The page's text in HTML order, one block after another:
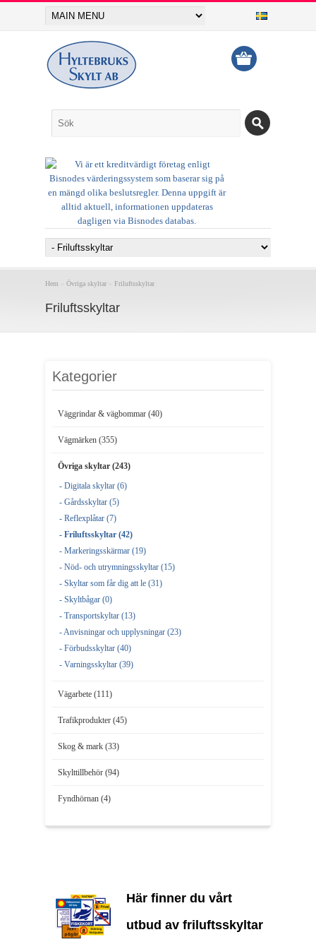
Hem Övriga skyltar Friluftsskyltar
Friluftsskyltar
Kategorier
Väggrindar & vägbommar (40)
Vägmärken (355)
Övriga skyltar (243)
- Digitala skyltar (6)
- Gårdsskyltar (5)
- Reflexplåtar (7)
- Friluftsskyltar (42)
- Markeringsskärmar (19)
- Nöd- och utrymningsskyltar (15)
- Skyltar som får dig att le (31)
- Skyltbågar (0)
- Transportskyltar (13)
- Anvisningar och upplysningar (23)
- Förbudsskyltar (40)
- Varningsskyltar (39)
Vägarbete (111)
Trafikprodukter (45)
Skog & mark (33)
Skylttillbehör (94)
Fyndhörnan (4)
Här finner du vårt
utbud av friluftsskyltar